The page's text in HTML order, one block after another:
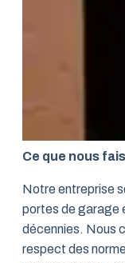
Ce que nous
Notre entreprise
portes de garage
décennies. Nous
respect des